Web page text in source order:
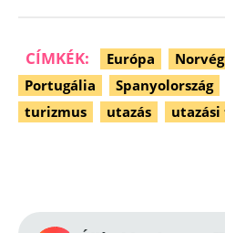
CÍMKÉK: Európa
Portugália
Spanyolország
turizmus
utazás utazási